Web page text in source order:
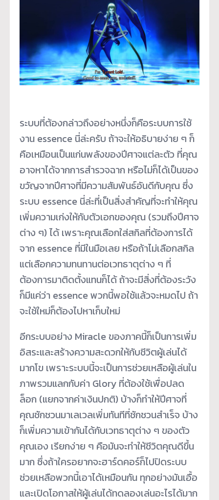
ระบบที่ต้องกล่าวถึงอย่างหนึ่งก็คือระบบการใช้
งาน essence นี่ล่ะครับ ถ้าจะให้อธิบายง่าย ๆ ก็
คือเหมือนเป็นแก่นพลังของปีศาจแต่ละตัว ที่คุณ
อาจหาได้จากการสำรวจฉาก หรือไม่ก็ได้เป็นของ
ขวัญจากปีศาจที่มีความสัมพันธ์อันดีกับคุณ ซึ่ง
ระบบ essence นี่ล่ะที่เป็นสิ่งสำคัญที่จะทำให้คุณ
เพิ่มความเก่งให้กับตัวเอกของคุณ (รวมถึงปีศาจ
ต่าง ๆ) ได้ เพราะคุณเลือกใส่สกิลที่ต้องการได้
จาก essence ที่มีในมือเลย หรือถ้าไม่เลือกสกิล
แต่เลือกความทนทานต่อเวทธาตุต่าง ๆ ที่
ต้องการมาติดตั้งแทนก็ได้ ถ้าจะมีสิ่งที่ต้องระวัง
ก็มีแค่ว่า essence พวกนี้พอใช้แล้วจะหมดไป ถ้า
จะใช้ใหม่ก็ต้องไปหาเก็บใหม่
อีกระบบอย่าง Miracle ของภาคนี้ก็เป็นการเพิ่ม
อิสระและสร้างความสะดวกให้กับชีวิตผู้เล่นได้
มากโข เพราะระบบนี้จะเป็นการช่วยเหลือผู้เล่นใน
ภาพรวมแลกกับค่า Glory ที่ต้องใช้เพื่อปลด
ล็อก (แยกจากค่าเงินปกติ) บ้างก็ทำให้ปีศาจที่
คุณชักชวนมาเลเวลเพิ่มทันทีที่ชักชวนสำเร็จ บ้าง
ก็เพิ่มความเข้ากันได้กับเวทธาตุต่าง ๆ ของตัว
คุณเอง เรียกง่าย ๆ คือมันจะทำให้ชีวิตคุณดีขึ้น
มาก ซึ่งถ้าใครอยากจะฮาร์ดคอร์ก็ไปปิดระบบ
ช่วยเหลือพวกนี้เอาได้เหมือนกัน ทุกอย่างมันเอื้อ
และเปิดโอกาสให้ผู้เล่นได้ทดลองเล่นอะไรได้มาก